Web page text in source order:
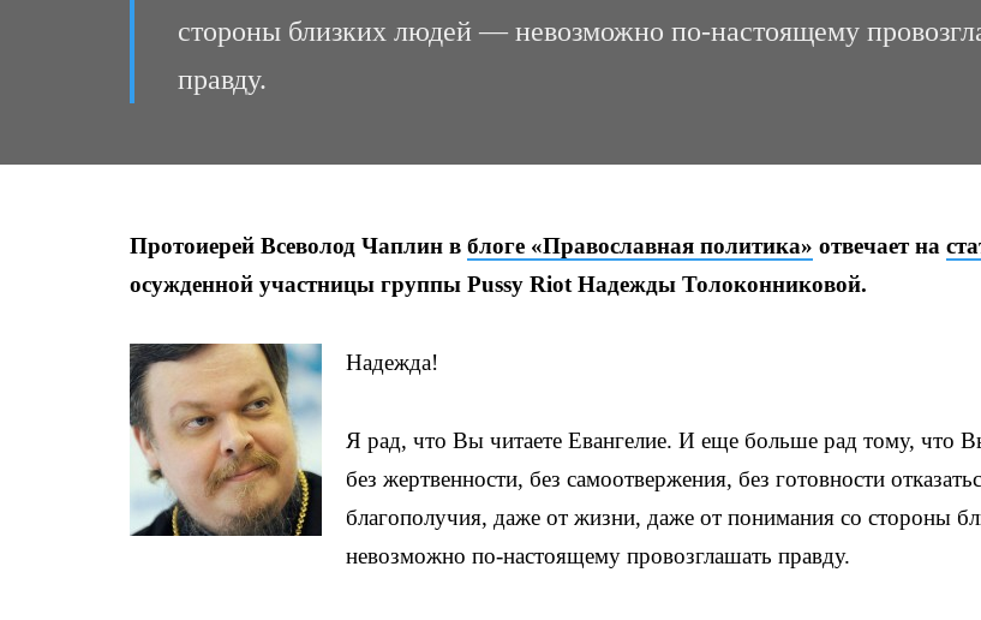
стороны близких людей — невозможно по-настоящему
правду.
Протоиерей Всеволод Чаплин в блоге «Православная политика» отвечает на
осужденной участницы группы Pussy Riot Надежды Толоконниковой.
Надежда!
Я рад, что Вы читаете Евангелие. И еще больше рад тому, что
без жертвенности, без самоотвержения, без готовности
благополучия, даже от жизни, даже от понимания со стороны
невозможно по-настоящему провозглашать правду.